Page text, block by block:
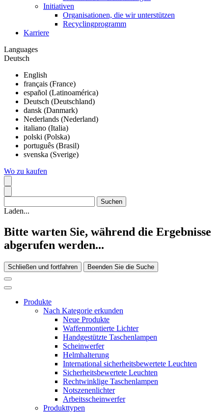
Initiativen
Organisationen, die wir unterstützen
Recyclingprogramm
Karriere
Languages
Deutsch
English
français (France)
español (Latinoamérica)
Deutsch (Deutschland)
dansk (Danmark)
Nederlands (Nederland)
italiano (Italia)
polski (Polska)
português (Brasil)
svenska (Sverige)
Wo zu kaufen
Laden...
Bitte warten Sie, während die Ergebnisse
abgerufen werden...
Schließen und fortfahren Beenden Sie die Suche
Produkte
Nach Kategorie erkunden
Neue Produkte
Waffenmontierte Lichter
Handgestützte Taschenlampen
Scheinwerfer
Helmhalterung
International sicherheitsbewertete Leuchten
Sicherheitsbewertete Leuchten
Rechtwinklige Taschenlampen
Notszenenlichter
Arbeitsscheinwerfer
Produkttypen